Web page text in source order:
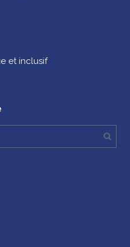
et inclusif